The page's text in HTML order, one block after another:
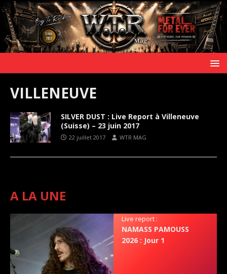
VILLENEUVE
SILVER DUST : Live Report à Villeneuve
(Suisse) – 23 juin 2017
22 juillet 2017 WTR MAG
A LA UNE
Live report :
NAMASS PAMOUSS
2026 : Jour 1